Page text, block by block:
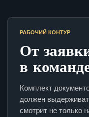
РАБОЧИЙ КОНТУР
От
в
Комплект
должен
смотрит не только